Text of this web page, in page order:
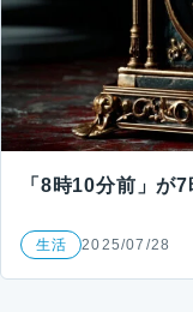
「8時10分前」が
生活 2025/07/28